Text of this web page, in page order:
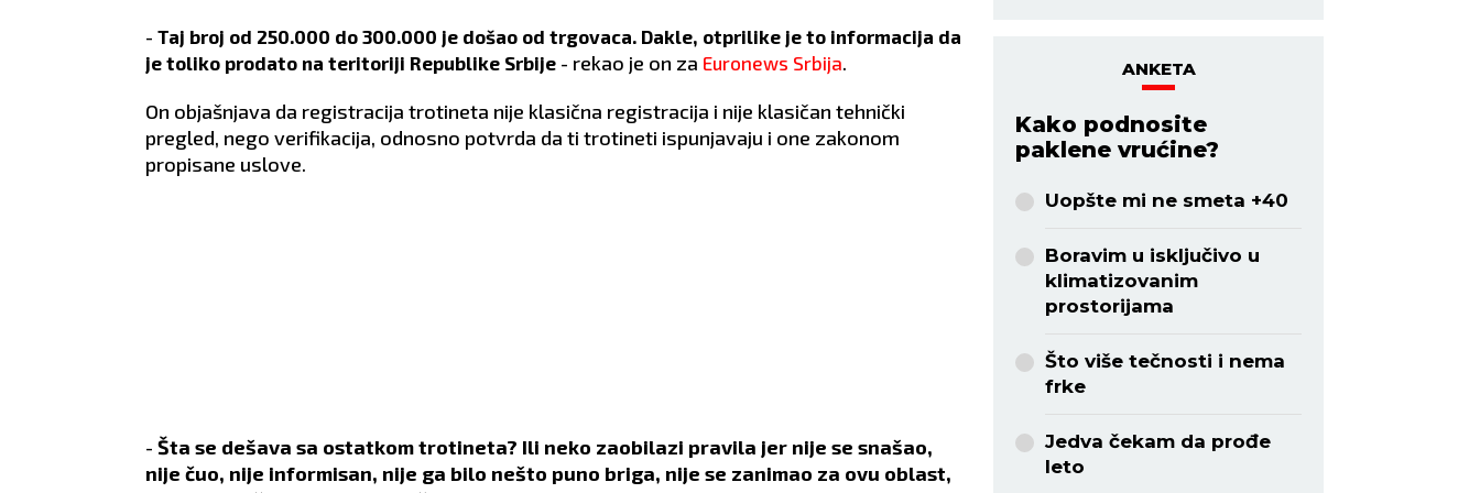
- Taj broj od 250.000 do 300.000 je došao od trgovaca. Dakle, otprilike je to informacija da
je toliko prodato na teritoriji Republike Srbije - rekao je on za Euronews Srbija.
On objašnjava da registracija trotineta nije klasična registracija i nije klasičan tehnički
pregled, nego verifikacija, odnosno potvrda da ti trotineti ispunjavaju i one zakonom
propisane uslove.
- Šta se dešava sa ostatkom trotineta? Ili neko zaobilazi pravila jer nije se snašao,
nije čuo, nije informisan, nije ga bilo nešto puno briga, nije se zanimao za ovu oblast,
ANKETA
Kako podnosite
paklene vrućine?
Uopšte mi ne smeta +40
Boravim u isključivo u
klimatizovanim
prostorijama
Što više tečnosti i nema
frke
Jedva čekam da prođe
leto